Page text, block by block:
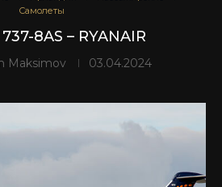
Самолеты
8AS – RYANAIR
Maksimov 03.04.2024